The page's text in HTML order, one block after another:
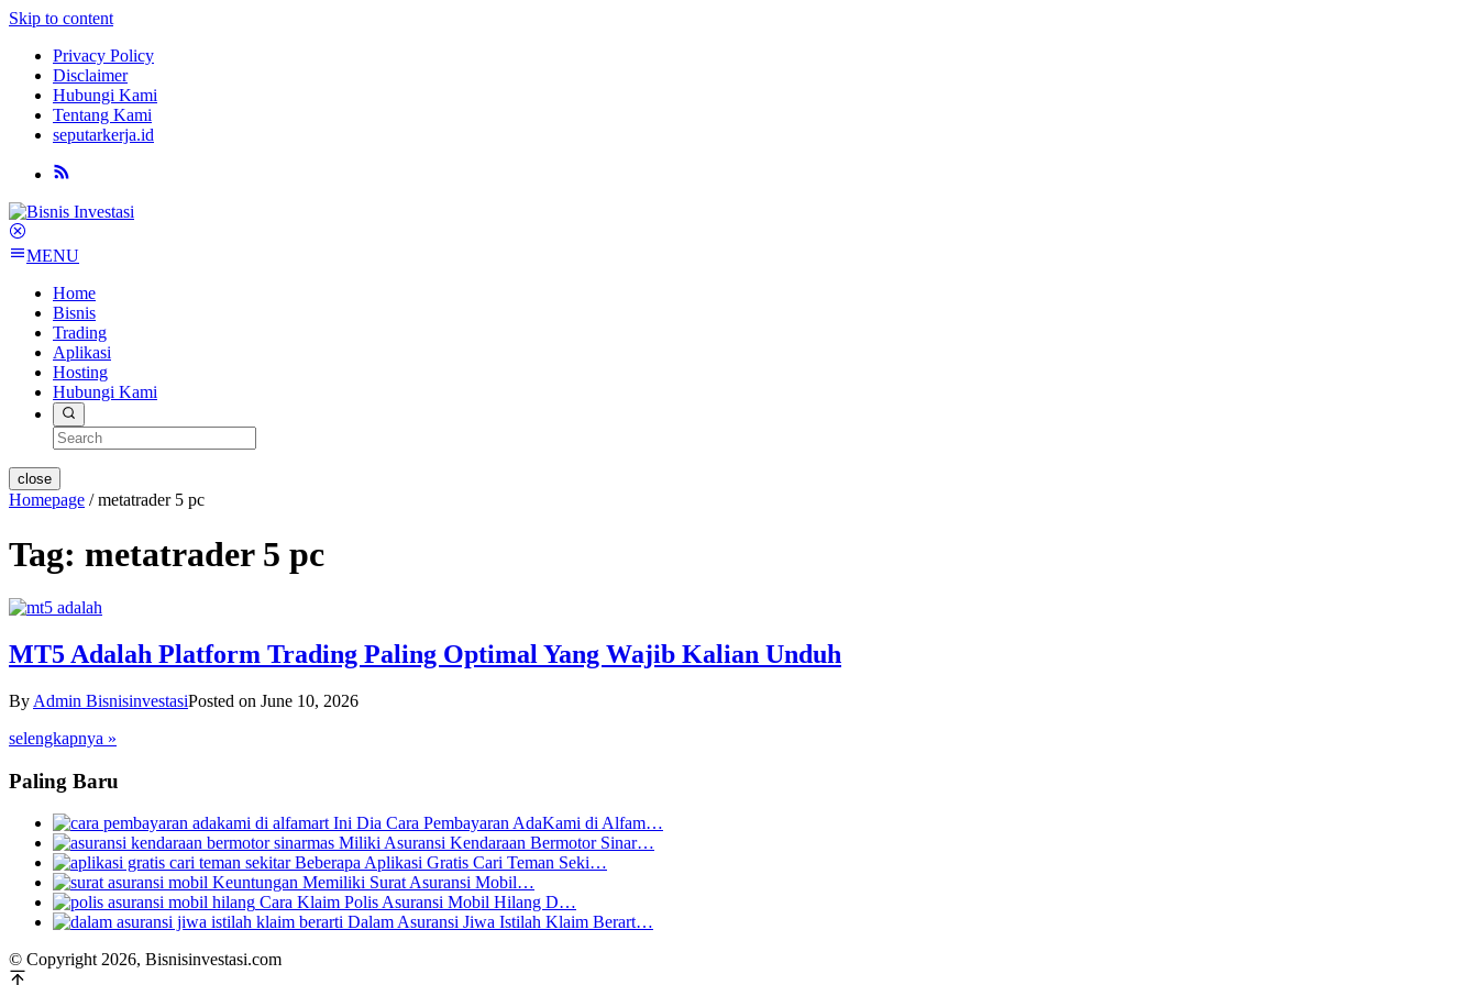
Skip to content
Privacy Policy
Disclaimer
Hubungi Kami
Tentang Kami
seputarkerja.id
MENU
Home
Bisnis
Trading
Aplikasi
Hosting
Hubungi Kami
close
Homepage / metatrader 5 pc
Tag: metatrader 5 pc
MT5 Adalah Platform Trading Paling Optimal Yang Wajib Kalian Unduh
By Admin BisnisinvestasiPosted on June 10, 2026
selengkapnya »
Paling Baru
Ini Dia Cara Pembayaran AdaKami di Alfam…
Miliki Asuransi Kendaraan Bermotor Sinar…
Beberapa Aplikasi Gratis Cari Teman Seki…
Keuntungan Memiliki Surat Asuransi Mobil…
Cara Klaim Polis Asuransi Mobil Hilang D…
Dalam Asuransi Jiwa Istilah Klaim Berart…
© Copyright 2026, Bisnisinvestasi.com